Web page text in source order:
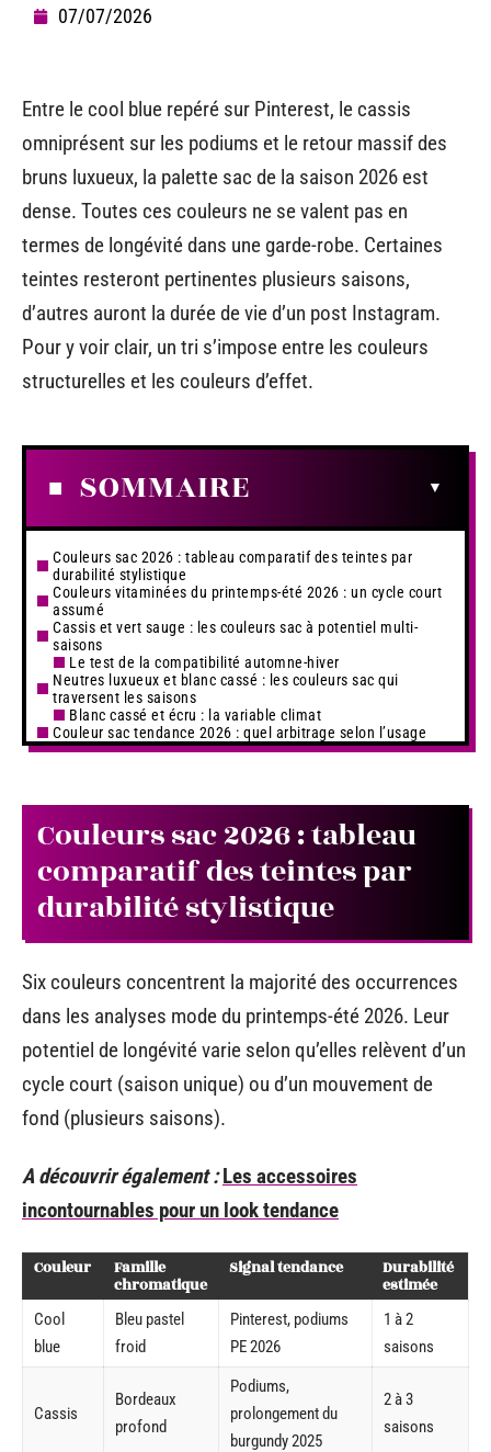
07/07/2026
Entre le cool blue repéré sur Pinterest, le cassis
omniprésent sur les podiums et le retour massif des
bruns luxueux, la palette sac de la saison 2026 est
dense. Toutes ces couleurs ne se valent pas en
termes de longévité dans une garde-robe. Certaines
teintes resteront pertinentes plusieurs saisons,
d’autres auront la durée de vie d’un post Instagram.
Pour y voir clair, un tri s’impose entre les couleurs
structurelles et les couleurs d’effet.
SOMMAIRE
Couleurs sac 2026 : tableau comparatif des teintes par
durabilité stylistique
Couleurs vitaminées du printemps-été 2026 : un cycle court
assumé
Cassis et vert sauge : les couleurs sac à potentiel multi-
saisons
Le test de la compatibilité automne-hiver
Neutres luxueux et blanc cassé : les couleurs sac qui
traversent les saisons
Blanc cassé et écru : la variable climat
Couleur sac tendance 2026 : quel arbitrage selon l’usage
Couleurs sac 2026 : tableau
comparatif des teintes par
durabilité stylistique
Six couleurs concentrent la majorité des occurrences
dans les analyses mode du printemps-été 2026. Leur
potentiel de longévité varie selon qu’elles relèvent d’un
cycle court (saison unique) ou d’un mouvement de
fond (plusieurs saisons).
A découvrir également : Les accessoires
incontournables pour un look tendance
Couleur
Famille
chromatique
Signal tendance
Durabilité
estimée
Cool
blue
Bleu pastel
froid
Pinterest, podiums
PE 2026
1 à 2
saisons
Cassis
Bordeaux
profond
Podiums,
prolongement du
burgundy 2025
2 à 3
saisons